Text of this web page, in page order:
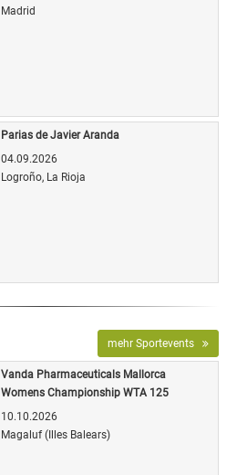
Madrid
Parias de Javier Aranda
04.09.2026
Logroño, La Rioja
mehr Sportevents
Vanda Pharmaceuticals Mallorca
Womens Championship WTA 125
10.10.2026
Magaluf (Illes Balears)